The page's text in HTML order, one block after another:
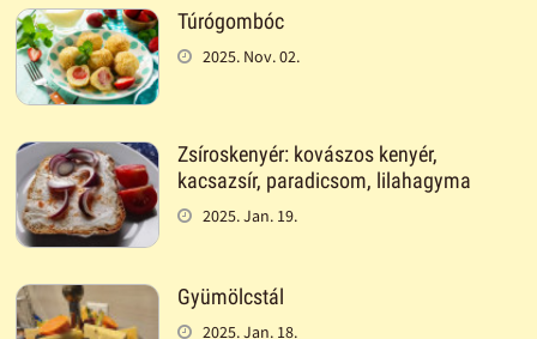
Túrógombóc
2025. Nov. 02.
Zsíroskenyér: kovászos kenyér,
kacsazsír, paradicsom, lilahagyma
2025. Jan. 19.
Gyümölcstál
2025. Jan. 18.